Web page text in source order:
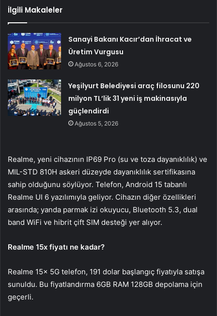
İlgili Makaleler
Sanayi Bakanı Kacır’dan İhracat ve
Üretim Vurgusu
Ağustos 6, 2026
Yeşilyurt Belediyesi araç filosunu 220
milyon TL’lik 31 yeni iş makinasıyla
güçlendirdi
Ağustos 5, 2026
Realme, yeni cihazının IP69 Pro (su ve toza dayanıklılık) ve
MIL-STD 810H askeri düzeyde dayanıklılık sertifikasına
sahip olduğunu söylüyor. Telefon, Android 15 tabanlı
Realme UI 6 yazılımıyla geliyor. Cihazın diğer özellikleri
arasında; yanda parmak izi okuyucu, Bluetooth 5.3, dual
band WiFi ve hibrit çift SIM desteği yer alıyor.
Realme 15x fiyatı ne kadar?
Realme 15x 5G telefon, 191 dolar başlangıç fiyatıyla satışa
sunuldu. Bu fiyatlandırma 6GB RAM 128GB depolama için
geçerli.